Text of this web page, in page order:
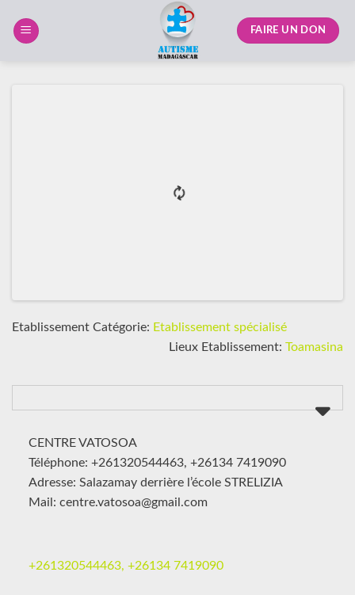
FAIRE UN DON
Etablissement Catégorie: Etablissement spécialisé
Lieux Etablissement: Toamasina
CENTRE VATOSOA
Téléphone: +261320544463, +26134 7419090
Adresse: Salazamay derrière l’école STRELIZIA
Mail: centre.vatosoa@gmail.com
+261320544463, +26134 7419090